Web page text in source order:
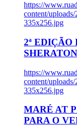
https://
content/uploads/
335x256.jpg
2ª EDIÇÃO
https://
content/
335x256.jpg
MARÉ AT
PARA O